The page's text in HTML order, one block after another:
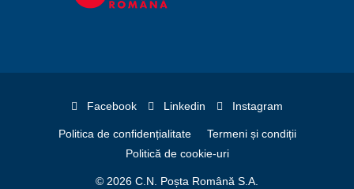
Facebook Linkedin Instagram
Politica de confidențialitate
Termeni și condiții
Politică de cookie-uri
© 2026 C.N. Poșta Română S.A.